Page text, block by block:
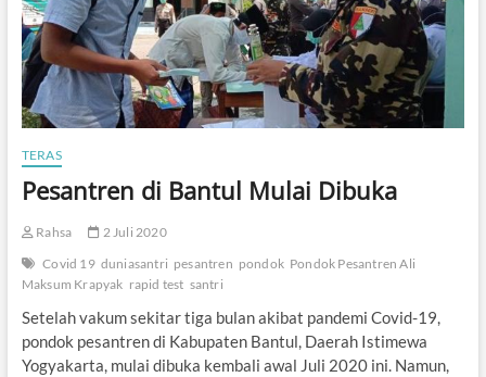
a
n
t
r
G
o
s
i
t
f
C
TERAS
Pesantren di Bantul Mulai Dibuka
Rahsa
2 Juli 2020
Covid 19 duniasantri pesantren pondok Pondok Pesantren Ali
Maksum Krapyak rapid test santri
Setelah vakum sekitar tiga bulan akibat pandemi Covid-19,
pondok pesantren di Kabupaten Bantul, Daerah Istimewa
Yogyakarta, mulai dibuka kembali awal Juli 2020 ini. Namun,